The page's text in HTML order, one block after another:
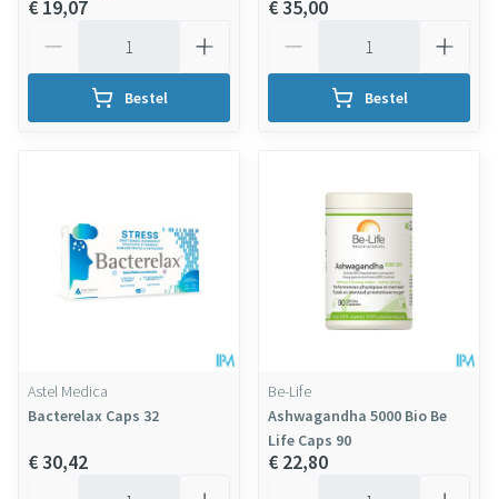
€ 19,07
Bestel
€ 35,00
Bestel
Astel Medica
Bacterelax Caps 32
€ 30,42
Be-Life
Ashwagandha 5000 Bio Be
Life Caps 90
€ 22,80